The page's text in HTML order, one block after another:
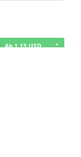
Ab 1,15 USD